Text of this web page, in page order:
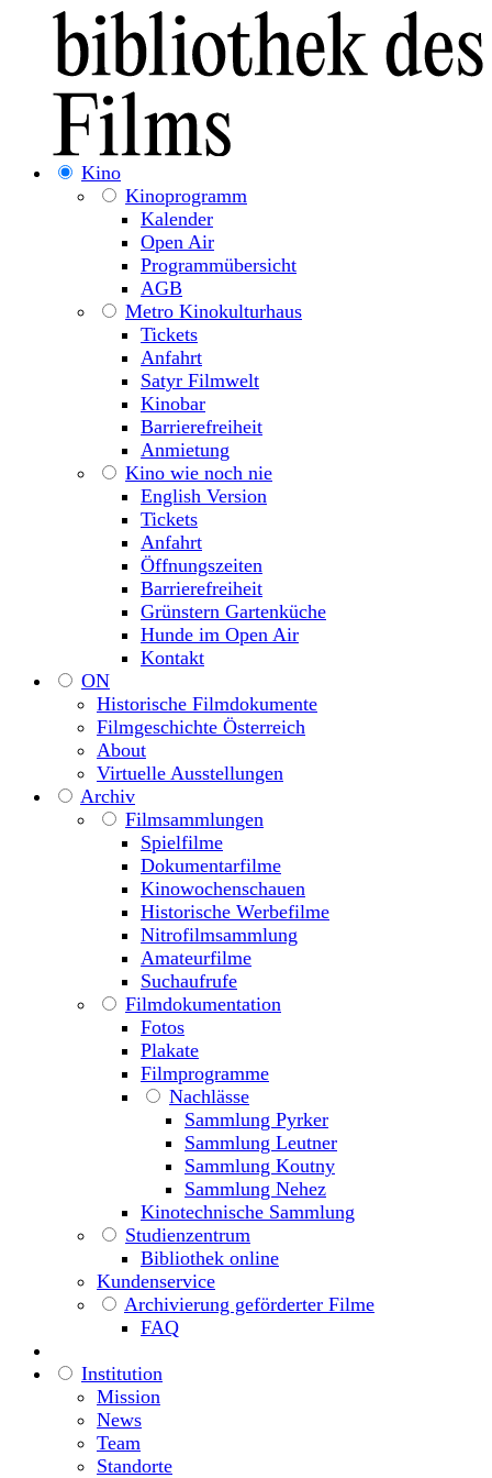
Kino
Kinoprogramm
Kalender
Open Air
Programmübersicht
AGB
Metro Kinokulturhaus
Tickets
Anfahrt
Satyr Filmwelt
Kinobar
Barrierefreiheit
Anmietung
Kino wie noch nie
English Version
Tickets
Anfahrt
Öffnungszeiten
Barrierefreiheit
Grünstern Gartenküche
Hunde im Open Air
Kontakt
ON
Historische Filmdokumente
Filmgeschichte Österreich
About
Virtuelle Ausstellungen
Archiv
Filmsammlungen
Spielfilme
Dokumentarfilme
Kinowochenschauen
Historische Werbefilme
Nitrofilmsammlung
Amateurfilme
Suchaufrufe
Filmdokumentation
Fotos
Plakate
Filmprogramme
Nachlässe
Sammlung Pyrker
Sammlung Leutner
Sammlung Koutny
Sammlung Nehez
Kinotechnische Sammlung
Studienzentrum
Bibliothek online
Kundenservice
Archivierung geförderter Filme
FAQ
Institution
Mission
News
Team
Standorte